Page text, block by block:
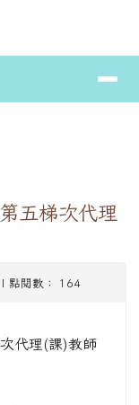
⏸
五梯次代理
點閱數： 164
代理(課)教師